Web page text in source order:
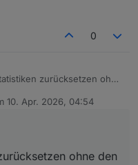
0
zurücksetzen ohne
10. Apr. 2026, 04:54
von
ohne den